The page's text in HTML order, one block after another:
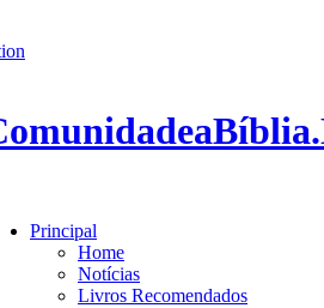
Principal
Home
Notícias
Livros Recomendados